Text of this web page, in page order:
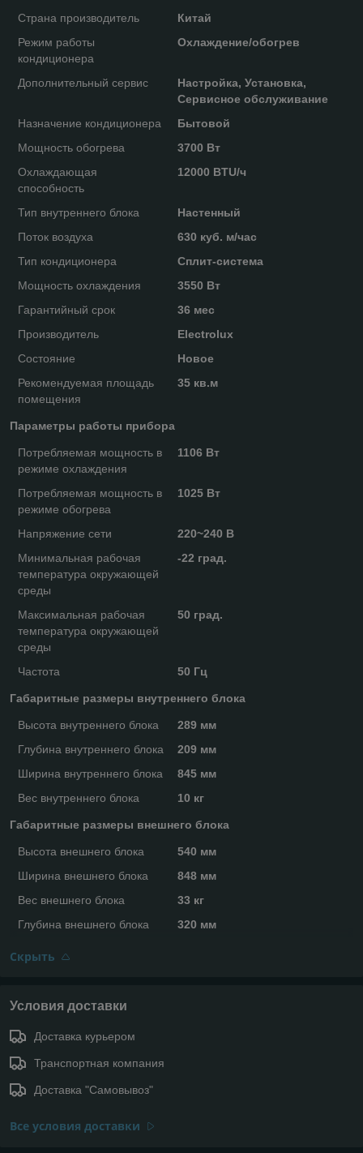
Страна производитель
Китай
Режим работы
кондиционера
Охлаждение/обогрев
Дополнительный сервис
Настройка, Установка,
Сервисное обслуживание
Назначение кондиционера
Бытовой
Мощность обогрева
3700 Вт
Охлаждающая
способность
12000 BTU/ч
Тип внутреннего блока
Настенный
Поток воздуха
630 куб. м/час
Тип кондиционера
Сплит-система
Мощность охлаждения
3550 Вт
Гарантийный срок
36 мес
Производитель
Electrolux
Состояние
Новое
Рекомендуемая площадь
помещения
35 кв.м
Параметры работы прибора
Потребляемая мощность в
режиме охлаждения
1106 Вт
Потребляемая мощность в
режиме обогрева
1025 Вт
Напряжение сети
220~240 В
Минимальная рабочая
температура окружающей
среды
-22 град.
Максимальная рабочая
температура окружающей
среды
50 град.
Частота 50 Гц
Габаритные размеры внутреннего блока
Высота внутреннего блока
289 мм
Глубина внутреннего блока
209 мм
Ширина внутреннего блока
845 мм
Вес внутреннего блока
10 кг
Габаритные размеры внешнего блока
Высота внешнего блока
540 мм
Ширина внешнего блока
848 мм
Вес внешнего блока
33 кг
Глубина внешнего блока
320 мм
Скрыть
Условия доставки
Доставка курьером
Транспортная компания
Доставка "Самовывоз"
Все условия доставки